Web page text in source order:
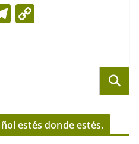
T
gr
a
m
y
Li
n
k
estés donde estés.